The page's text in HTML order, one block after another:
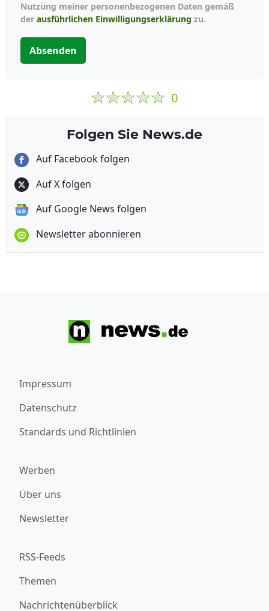
Nutzung meiner personenbezogenen Daten gemäß
der ausführlichen Einwilligungserklärung zu.
Absenden
0
Folgen Sie News.de
Auf Facebook folgen
Auf X folgen
Auf Google News folgen
Newsletter abonnieren
Impressum
Datenschutz
Standards und Richtlinien
Werben
Über uns
Newsletter
RSS-Feeds
Themen
Nachrichtenüberblick